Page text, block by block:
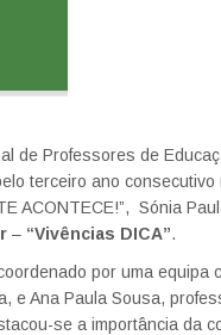
de Professores de
terceiro ano
ACONTECE!”, Sónia
– “Vivências DICA”.
por uma
e Ana Paula Sousa,
se a importância da